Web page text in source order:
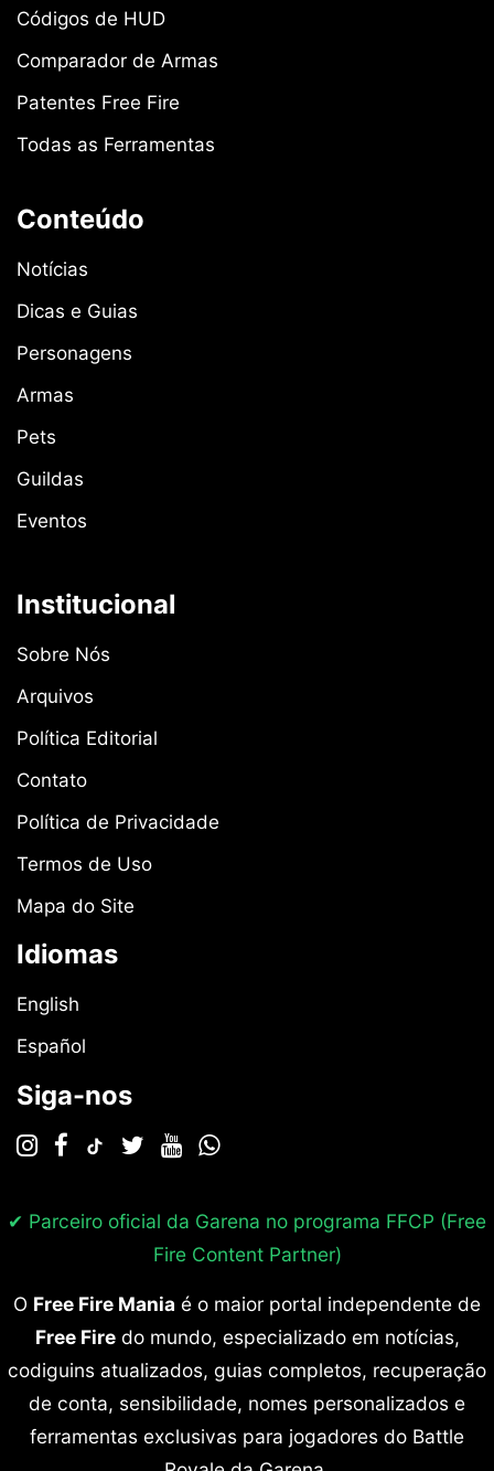
Códigos de HUD
Comparador de Armas
Patentes Free Fire
Todas as Ferramentas
Conteúdo
Notícias
Dicas e Guias
Personagens
Armas
Pets
Guildas
Eventos
Institucional
Sobre Nós
Arquivos
Política Editorial
Contato
Política de Privacidade
Termos de Uso
Mapa do Site
Idiomas
English
Español
Siga-nos
✔ Parceiro oficial da Garena no programa FFCP (Free
Fire Content Partner)
O Free Fire Mania é o maior portal independente de
Free Firedo mundo, especializado em notícias,
codiguins atualizados, guias completos, recuperação
de conta, sensibilidade, nomes personalizados e
ferramentas exclusivas para jogadores do Battle